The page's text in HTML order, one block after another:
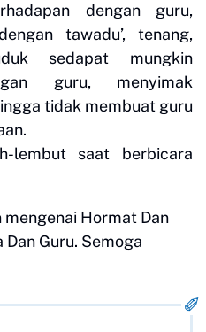
dengan guru,
tawadu’, tenang,
sedapat mungkin
guru, menyimak
tidak membuat guru
lembut saat berbicara
Hormat Dan
Dan Guru. Semoga